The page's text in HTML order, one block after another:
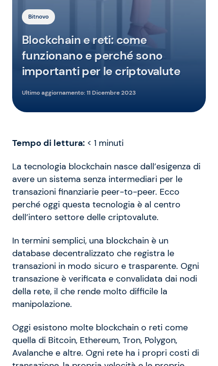
Bitnovo
Blockchain e reti: come
funzionano e perché sono
importanti per le criptovalute
Ultimo aggiornamento:11 Dicembre 2023
Tempo di lettura: < 1 minuti
La tecnologia blockchain nasce dall’esigenza di
avere un sistema senza intermediari per le
transazioni finanziarie peer-to-peer. Ecco
perché oggi questa tecnologia è al centro
dell’intero settore delle criptovalute.
In termini semplici, una blockchain è un
database decentralizzato che registra le
transazioni in modo sicuro e trasparente. Ogni
transazione è verificata e convalidata dai nodi
della rete, il che rende molto difficile la
manipolazione.
Oggi esistono molte blockchain o reti come
quella di Bitcoin, Ethereum, Tron, Polygon,
Avalanche e altre. Ogni rete ha i propri costi di